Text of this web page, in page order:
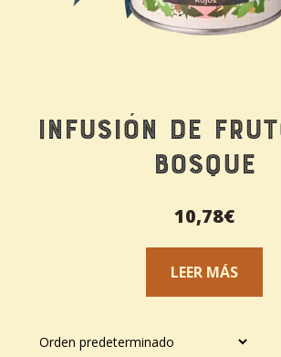
Infusión de
bosque
10,78€
LEER MÁS